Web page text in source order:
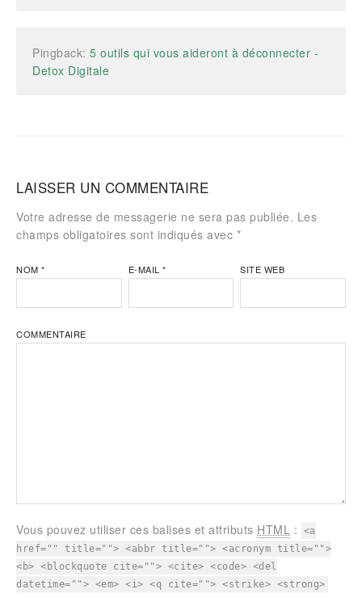
Pingback: 5 outils qui vous aideront à déconnecter -
Detox Digitale
LAISSER UN COMMENTAIRE
Votre adresse de messagerie ne sera pas publiée. Les
champs obligatoires sont indiqués avec *
NOM * E-MAIL* SITE WEB
COMMENTAIRE
Vous pouvez utiliser ces balises et attributs HTML :
<a
href="" title=""> <abbr title=""> <acronym title="">
<b> <blockquote cite=""> <cite> <code> <del
datetime=""> <em> <i> <q cite=""> <strike> <strong>